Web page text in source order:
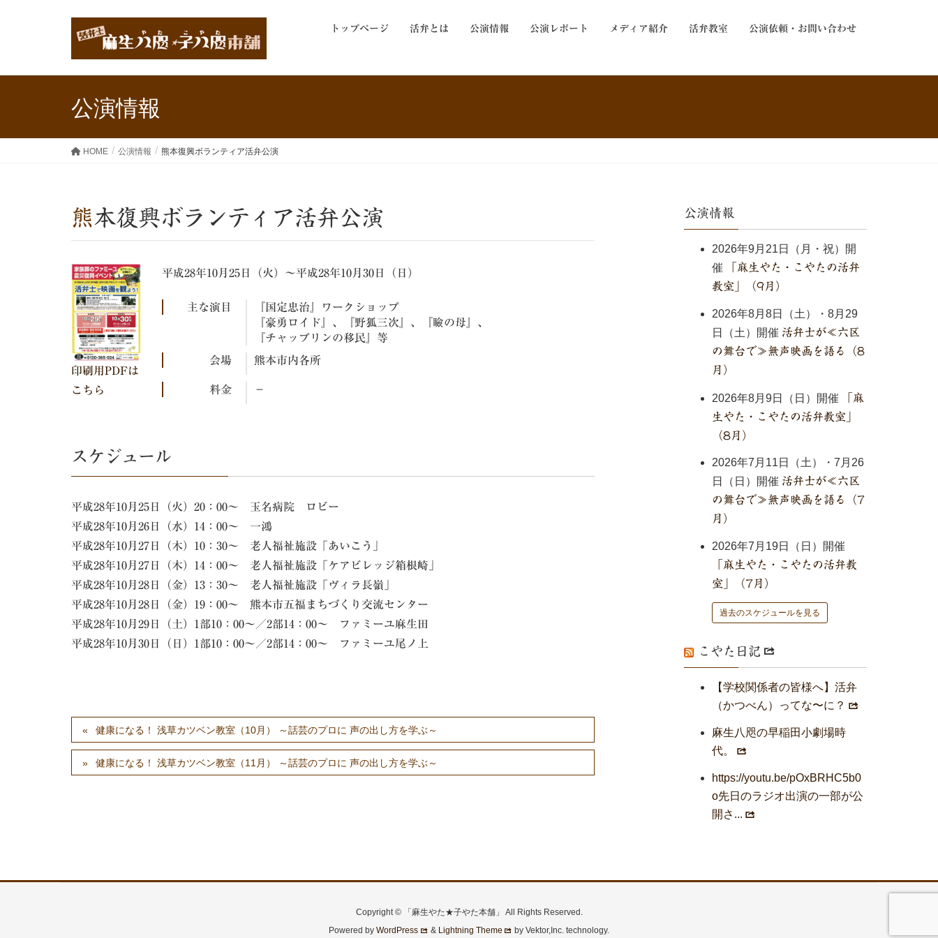
トップページ 活弁とは 公演情報 公演レポート メディア紹介 活弁教室 公演依頼・お問い合わせ
公演情報
HOME 公演情報 熊本復興ボランティア活弁公演
熊本復興ボランティア活弁公演
印刷用PDFは
こちら
平成28年10月25日（火）～平成28年10月30日（日）
主な演目
『国定忠治』ワークショップ
『豪勇ロイド』、『野狐三次』、『瞼の母』、
『チャップリンの移民』等
会場
熊本市内各所
料金 －
スケジュール
平成28年10月25日（火）20：00～ 玉名病院 ロビー
平成28年10月26日（水）14：00～ 一鴻
平成28年10月27日（木）10：30～ 老人福祉施設「あいこう」
平成28年10月27日（木）14：00～ 老人福祉施設「ケアビレッジ箱根崎」
平成28年10月28日（金）13：30～ 老人福祉施設「ヴィラ長嶺」
平成28年10月28日（金）19：00～ 熊本市五福まちづくり交流センター
平成28年10月29日（土）1部10：00～／2部14：00～ ファミーユ麻生田
平成28年10月30日（日）1部10：00～／2部14：00～ ファミーユ尾ノ上
健康になる！ 浅草カツベン教室（10月） ～話芸のプロに 声の出し方を学ぶ～
健康になる！ 浅草カツベン教室（11月） ～話芸のプロに 声の出し方を学ぶ～
公演情報
2026年9月21日（月・祝）開
催
「麻生やた・こやたの活弁
教室」（9月）
2026年8月8日（土）・8月29
日（土）開催 活弁士が≪六区
の舞台で≫無声映画を語る（8
月）
2026年8月9日（日）開催
「麻
生やた・こやたの活弁教室」
（8月）
2026年7月11日（土）・7月26
日（日）開催 活弁士が≪六区
の舞台で≫無声映画を語る（7
月）
2026年7月19日（日）開催
「麻生やた・こやたの活弁教
室」（7月）
過去のスケジュールを見る
こやた日記
【学校関係者の皆様へ】活弁
（かつべん）ってな〜に？
麻生八咫の早稲田小劇場時
代。
https://youtu.be/pOxBRHC5b0
o先日のラジオ出演の一部が公
開さ...
Copyright © 「麻生やた★子やた本舗」 All Rights Reserved.
Powered byWordPress & Lightning Theme by Vektor,Inc. technology.